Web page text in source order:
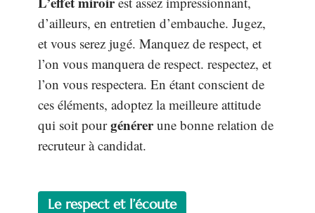
d’ailleurs, en entretien d’embauche. Jugez,
et vous serez jugé. Manquez de respect, et
l’on vous manquera de respect. respectez, et
l’on vous respectera. En étant conscient de
ces éléments, adoptez la meilleure attitude
qui soit pourgénérerune bonne relation de
recruteur à candidat.
Le respect et l’écoute